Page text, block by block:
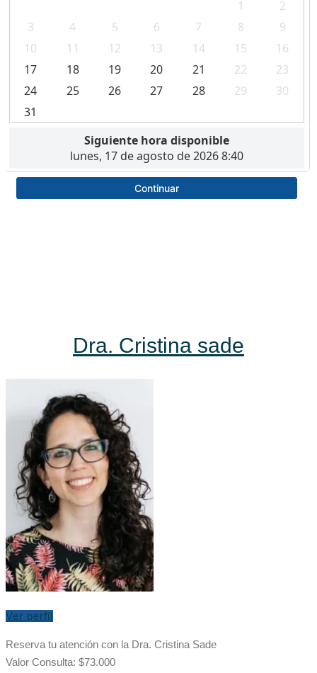
Dra. Cristina sade
Ver perfil
Reserva tu atención con la Dra. Cristina Sade
Valor Consulta: $73.000